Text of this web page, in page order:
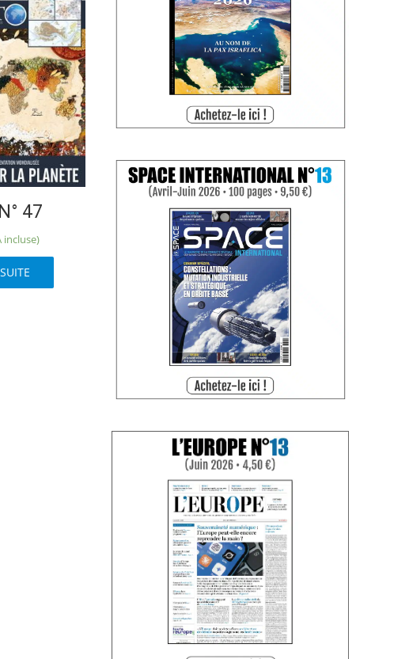
47
incluse)